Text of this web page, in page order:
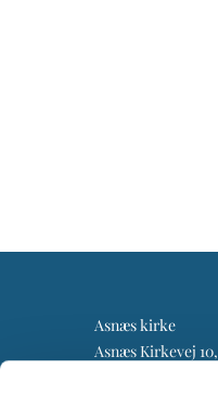
Asnæs kirke
Asnæs Kirkevej 10,